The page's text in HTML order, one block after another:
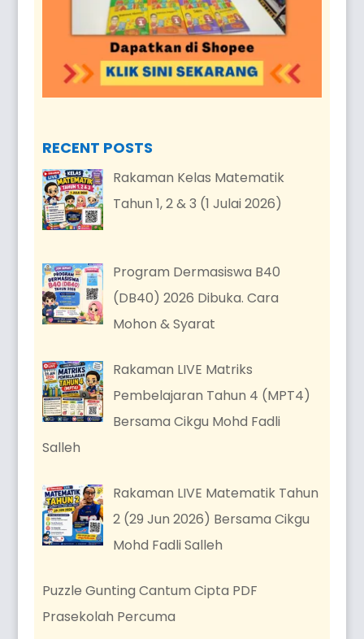
RECENT POSTS
Rakaman Kelas Matematik
Tahun 1, 2 & 3 (1 Julai 2026)
Program Dermasiswa B40
(DB40) 2026 Dibuka. Cara
Mohon & Syarat
Rakaman LIVE Matriks
Pembelajaran Tahun 4 (MPT4)
Bersama Cikgu Mohd Fadli
Salleh
Rakaman LIVE Matematik Tahun
2 (29 Jun 2026) Bersama Cikgu
Mohd Fadli Salleh
Puzzle Gunting Cantum Cipta PDF
Prasekolah Percuma